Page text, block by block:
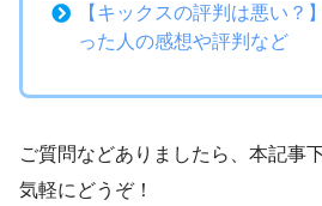
【キックスの評判は悪い？
った人の感想や評判など
ご質問などありましたら、本記事
気軽にどうぞ！